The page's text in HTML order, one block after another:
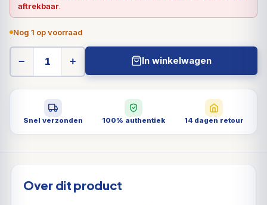
aftrekbaar.
Nog 1 op voorraad
− + In winkelwagen
Snel verzonden 100% authentiek 14 dagen retour
Over dit product